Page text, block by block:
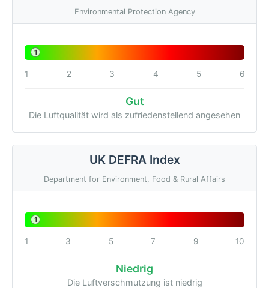
Environmental Protection Agency
1
1 2 3 4 5 6
Gut
Die Luftqualität wird als zufriedenstellend angesehen
UK DEFRA Index
Department for Environment, Food & Rural Affairs
1
1 3 5 7 9 10
Niedrig
Die Luftverschmutzung ist niedrig